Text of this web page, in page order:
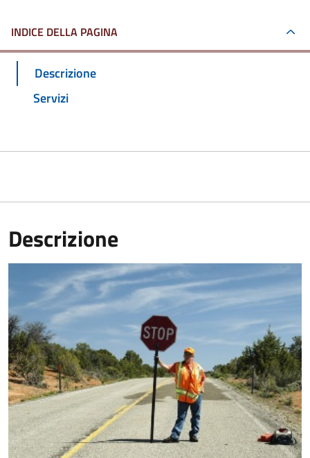
INDICE DELLA PAGINA
Descrizione
Servizi
Descrizione